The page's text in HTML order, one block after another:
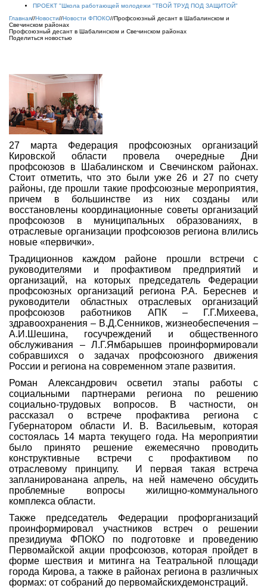
ПРОЕКТ "Школа работающей молодежи "ТВОЙ ТРУД ПОД ЗАЩИТОЙ"
Главная//Новости//Новости ФПОКО//Профсоюзный десант в Шабалинском и
Свечинском районах
Профсоюзный десант в Шабалинском и Свечинском районах
Поделиться новостью
27 марта Федерация профсоюзных организаций
Кировской области провела очередные Дни
профсоюзов в Шабалинском и Свечинском районах.
Стоит отметить, что это были уже 26 и 27 по счету
районы, где прошли такие профсоюзные мероприятия,
причем в большинстве из них созданы или
восстановлены координационные советы организаций
профсоюзов в муниципальных образованиях, в
отраслевые организации профсоюзов региона влились
новые «первички».
Традиционнов каждом районе прошли встречи с
руководителями и профактивом предприятий и
организаций, на которых председатель Федерации
профсоюзных организаций региона Р.А. Береснев и
руководители областных отраслевых организаций
профсоюзов работников АПК – Г.Г.Михеева,
здравоохранения – В.Д.Сенников, жизнеобеспечения –
А.И.Шешина, госучреждений и общественного
обслуживания – Л.Г.Ямбарышев проинформировали
собравшихся о задачах профсоюзного движения
России и региона на современном этапе развития.
Роман Александрович осветил этапы работы с
социальными партнерами региона по решению
социально-трудовых вопросов. В частности, он
рассказал о встрече профактива региона с
Губернатором области И. В. Васильевым, которая
состоялась 14 марта текущего года. На мероприятии
было принято решение ежемесячно проводить
конструктивные встречи с профактивом по
отраслевому принципу. И первая такая встреча
запланированана апрель, на ней намечено обсудить
проблемные вопросы жилищно-коммунального
комплекса области.
Также председатель Федерации профорганизаций
проинформировал участников встреч о решении
президиума ФПОКО по подготовке и проведению
Первомайской акции профсоюзов, которая пройдет в
форме шествия и митинга на Театральной площади
города Кирова, а также в районах региона в различных
формах: от собраний до первомайскихдемонстраций.